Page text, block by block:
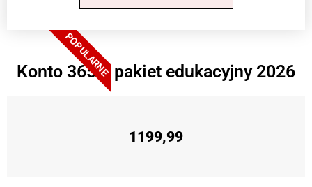
POPULARNE
Konto 365 + pakiet edukacyjny 2026
1199,99